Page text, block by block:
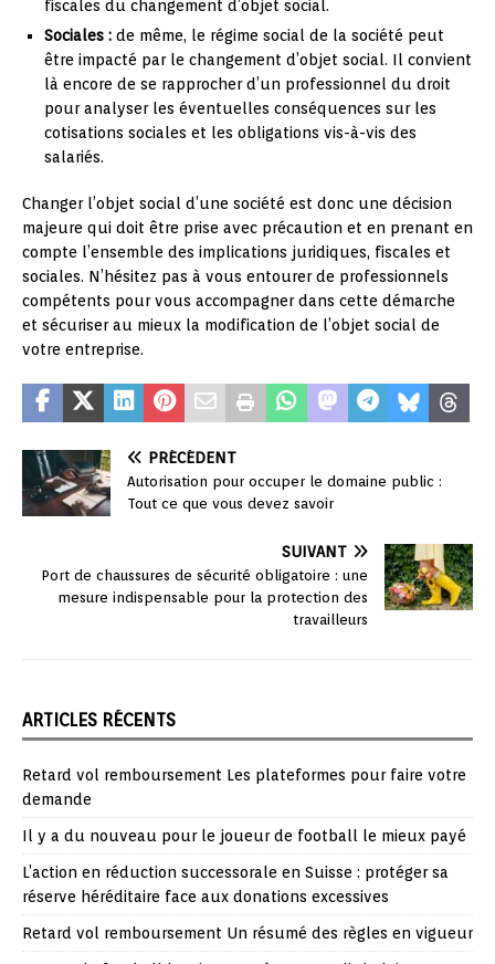
fiscales du changement d’objet social.
Sociales : de même, le régime social de la société peut
être impacté par le changement d’objet social. Il convient
là encore de se rapprocher d’un professionnel du droit
pour analyser les éventuelles conséquences sur les
cotisations sociales et les obligations vis-à-vis des
salariés.
Changer l’objet social d’une société est donc une décision
majeure qui doit être prise avec précaution et en prenant en
compte l’ensemble des implications juridiques, fiscales et
sociales. N’hésitez pas à vous entourer de professionnels
compétents pour vous accompagner dans cette démarche
et sécuriser au mieux la modification de l’objet social de
votre entreprise.
PRÉCÉDENT
Autorisation pour occuper le domaine public :
Tout ce que vous devez savoir
SUIVANT
Port de chaussures de sécurité obligatoire : une
mesure indispensable pour la protection des
travailleurs
ARTICLES RÉCENTS
Retard vol remboursement Les plateformes pour faire votre
demande
Il y a du nouveau pour le joueur de football le mieux payé
L’action en réduction successorale en Suisse : protéger sa
réserve héréditaire face aux donations excessives
Retard vol remboursement Un résumé des règles en vigueur